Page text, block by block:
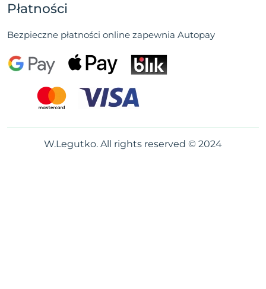
Płatności
Bezpieczne płatności online zapewnia Autopay
W.Legutko. All rights reserved © 2024